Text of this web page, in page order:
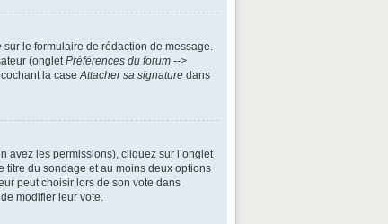
sur le formulaire de rédaction de message.
(ongletPréférences du forum -->
la caseAttacher sa signature dans
avez les permissions), cliquez sur l’onglet
titre du sondage et au moins deux options
peut choisir lors de son vote dans
modifier leur vote.